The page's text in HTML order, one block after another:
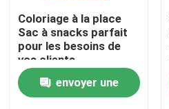
Maison
Coloriage à la place
Sac à snacks parfait
pour les besoins de
vos clients
envoyer une